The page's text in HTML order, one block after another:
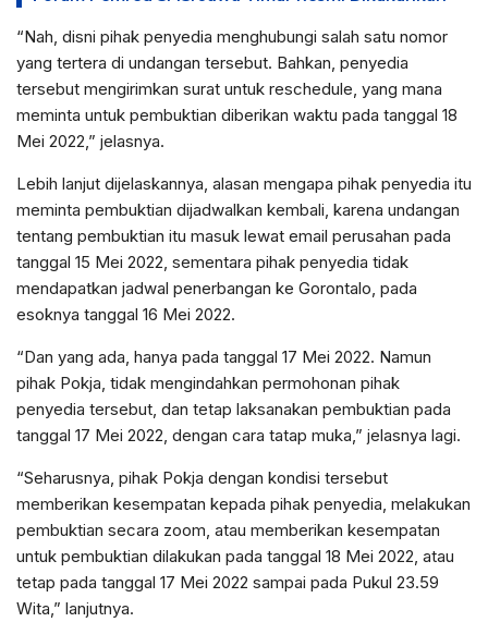
“Nah, disni pihak penyedia menghubungi salah satu nomor
yang tertera di undangan tersebut. Bahkan, penyedia
tersebut mengirimkan surat untuk reschedule, yang mana
meminta untuk pembuktian diberikan waktu pada tanggal 18
Mei 2022,” jelasnya.
Lebih lanjut dijelaskannya, alasan mengapa pihak penyedia itu
meminta pembuktian dijadwalkan kembali, karena undangan
tentang pembuktian itu masuk lewat email perusahan pada
tanggal 15 Mei 2022, sementara pihak penyedia tidak
mendapatkan jadwal penerbangan ke Gorontalo, pada
esoknya tanggal 16 Mei 2022.
“Dan yang ada, hanya pada tanggal 17 Mei 2022. Namun
pihak Pokja, tidak mengindahkan permohonan pihak
penyedia tersebut, dan tetap laksanakan pembuktian pada
tanggal 17 Mei 2022, dengan cara tatap muka,” jelasnya lagi.
“Seharusnya, pihak Pokja dengan kondisi tersebut
memberikan kesempatan kepada pihak penyedia, melakukan
pembuktian secara zoom, atau memberikan kesempatan
untuk pembuktian dilakukan pada tanggal 18 Mei 2022, atau
tetap pada tanggal 17 Mei 2022 sampai pada Pukul 23.59
Wita,” lanjutnya.